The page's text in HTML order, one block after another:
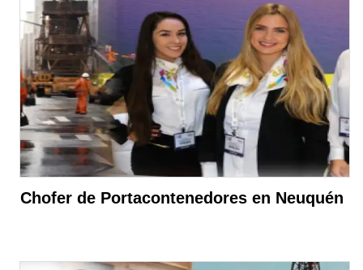
Chofer de Portacontenedores en Neuquén